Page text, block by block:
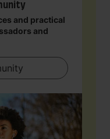
and practical
and